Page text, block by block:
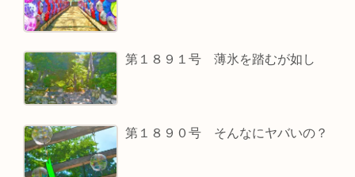
第１８９１号 薄氷を踏むが如し
第１８９０号 そんなにヤバいの？